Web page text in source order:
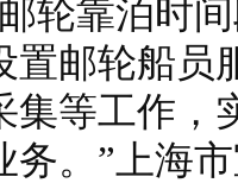
轮靠泊时
置邮轮船员
集等工作，
务。”上海